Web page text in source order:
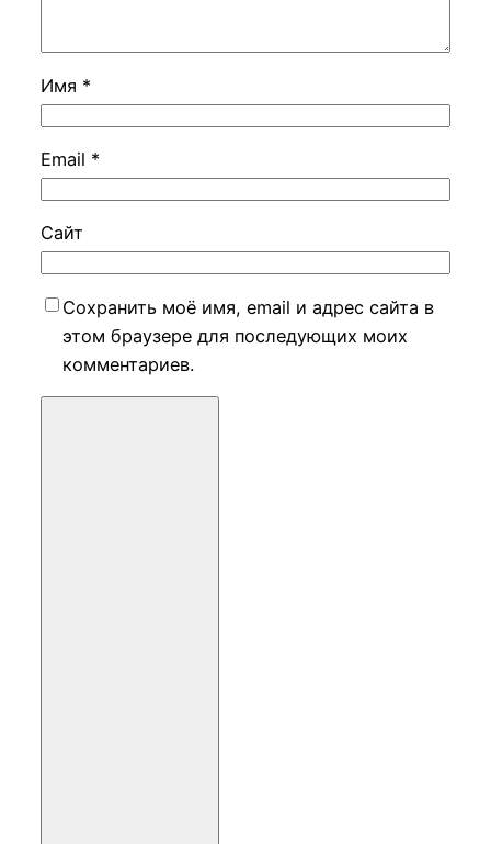
Имя *
Email *
Сайт
Сохранить моё имя, email и адрес сайта в
этом браузере для последующих моих
комментариев.